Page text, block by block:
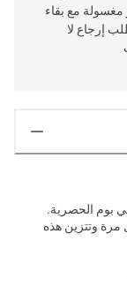
مغسولة مع بقاء
إرجاع لا
بوم الحصرية.
وتتزين هذه